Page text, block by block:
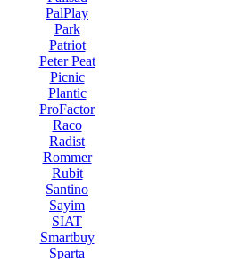
PalPlay
Park
Patriot
Peter Peat
Picnic
Plantic
ProFactor
Raco
Radist
Rommer
Rubit
Santino
Sayim
SIAT
Smartbuy
Sparta